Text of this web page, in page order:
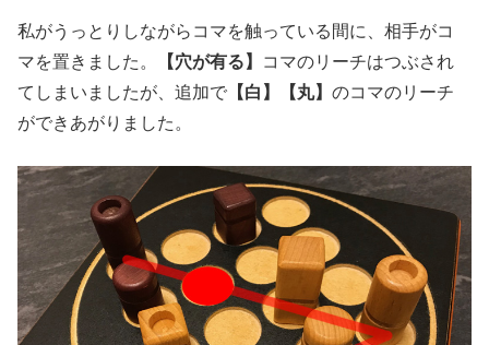
私がうっとりしながらコマを触っている間に、相手がコ
マを置きました。
【穴が有る】 コマのリーチはつぶされ
てしまいましたが、追加で 【白】【丸】のコマのリーチ
ができあがりました。